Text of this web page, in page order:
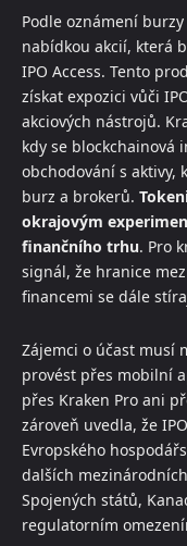
Podle oznámení
nabídkou akcií, která
IPO Access. Tento
získat expozici vůči
akciových nástrojů.
kdy se blockchainová
obchodování s aktivy,
burz a brokerů.
okrajovým
finančního trhu. Pro
signál, že hranice
financemi se dále
Zájemci o účast musí
provést přes mobilní
přes Kraken Pro ani
zároveň uvedla, že
Evropského
dalších
Spojených států,
regulatorním